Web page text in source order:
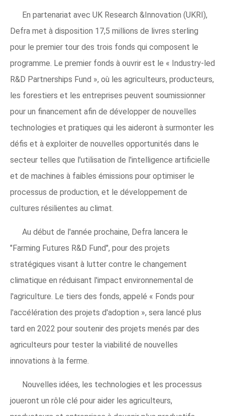
En partenariat avec UK Research &Innovation (UKRI),
Defra met à disposition 17,5 millions de livres sterling
pour le premier tour des trois fonds qui composent le
programme. Le premier fonds à ouvrir est le « Industry-led
R&D Partnerships Fund », où les agriculteurs, producteurs,
les forestiers et les entreprises peuvent soumissionner
pour un financement afin de développer de nouvelles
technologies et pratiques qui les aideront à surmonter les
défis et à exploiter de nouvelles opportunités dans le
secteur telles que l'utilisation de l'intelligence artificielle
et de machines à faibles émissions pour optimiser le
processus de production, et le développement de
cultures résilientes au climat.
Au début de l'année prochaine, Defra lancera le
"Farming Futures R&D Fund", pour des projets
stratégiques visant à lutter contre le changement
climatique en réduisant l'impact environnemental de
l'agriculture. Le tiers des fonds, appelé « Fonds pour
l'accélération des projets d'adoption », sera lancé plus
tard en 2022 pour soutenir des projets menés par des
agriculteurs pour tester la viabilité de nouvelles
innovations à la ferme.
Nouvelles idées, les technologies et les processus
joueront un rôle clé pour aider les agriculteurs,